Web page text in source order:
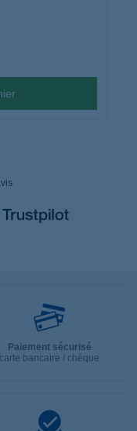
Paiement sécurisé
carte bancaire / chèque